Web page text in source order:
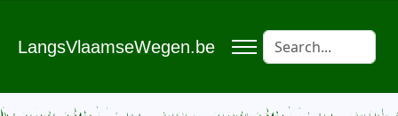
LangsVlaamseWegen.be